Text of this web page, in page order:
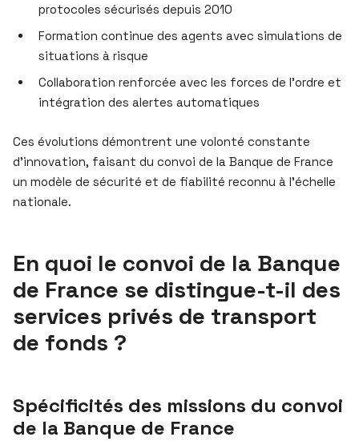
protocoles sécurisés depuis 2010
Formation continue des agents avec simulations de
situations à risque
Collaboration renforcée avec les forces de l’ordre et
intégration des alertes automatiques
Ces évolutions démontrent une volonté constante
d’innovation, faisant du convoi de la Banque de France
un modèle de sécurité et de fiabilité reconnu à l’échelle
nationale.
En quoi le convoi de la Banque
de France se distingue-t-il des
services privés de transport
de fonds ?
Spécificités des missions du convoi
de la Banque de France